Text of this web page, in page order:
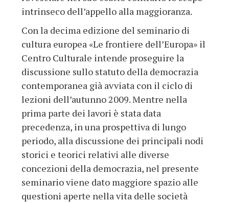
intrinseco dell’appello alla maggioranza.
Con la decima edizione del seminario di
cultura europea «Le frontiere dell’Europa» il
Centro Culturale intende proseguire la
discussione sullo statuto della democrazia
contemporanea già avviata con il ciclo di
lezioni dell’autunno 2009. Mentre nella
prima parte dei lavori è stata data
precedenza, in una prospettiva di lungo
periodo, alla discussione dei principali nodi
storici e teorici relativi alle diverse
concezioni della democrazia, nel presente
seminario viene dato maggiore spazio alle
questioni aperte nella vita delle società